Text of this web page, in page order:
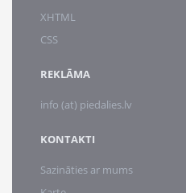
XHTML
CSS
REKLĀMA
info (at) piedalies.lv
KONTAKTI
Sazināties ar mums